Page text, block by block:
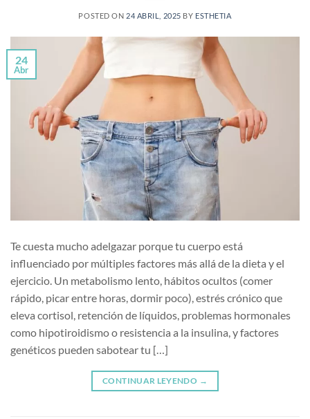
POSTED ON 24 ABRIL, 2025 BY ESTHETIA
24
Abr
Te cuesta mucho adelgazar porque tu cuerpo está
influenciado por múltiples factores más allá de la dieta y el
ejercicio. Un metabolismo lento, hábitos ocultos (comer
rápido, picar entre horas, dormir poco), estrés crónico que
eleva cortisol, retención de líquidos, problemas hormonales
como hipotiroidismo o resistencia a la insulina, y factores
genéticos pueden sabotear tu […]
CONTINUAR LEYENDO →